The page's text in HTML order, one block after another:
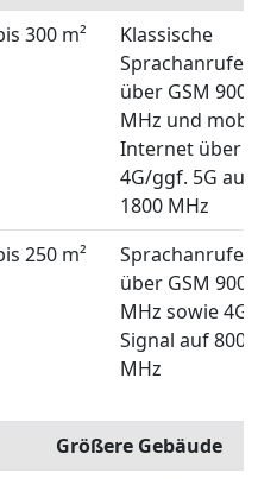
300 m²
Klassische
Sprachanrufe
über GSM 900
MHz und
Internet über
4G/ggf. 5G auf
1800 MHz
250 m²
Sprachanrufe
über GSM 900
MHz sowie 4G-
Signal auf 800
MHz
Größere Gebäude